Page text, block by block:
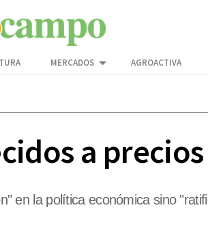
MERCADOS AGROACTIVA
a
en la política económica sino